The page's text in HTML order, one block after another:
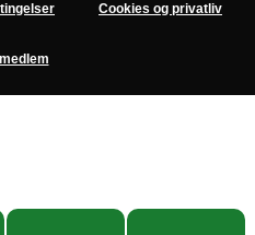
Cookies og privatliv